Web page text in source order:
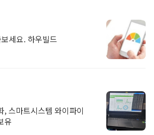
세요. 하우빌드
스마트시스템 와이파이
유